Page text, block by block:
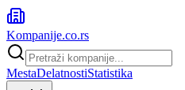
Kompanije.co.rs
MestaDelatnostiStatistika